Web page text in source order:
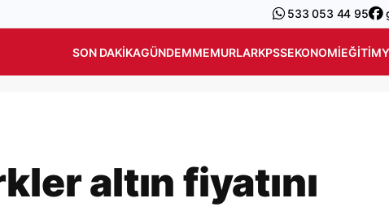
533 053 44 95
SON DAKIKAGÜNDEMMEMURLARKPSSEKONOMIEĞITIM
altın fiyatını